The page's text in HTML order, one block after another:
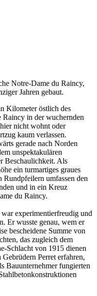
Notre-Dame du Raincy,
Jahren gebaut.
Kilometer östlich des
Raincy in der wuchernden
nicht wohnt oder
kaum verlassen.
gerade nach Norden
unspektakulären
Beschaulichkeit. Als
ein turmartiges graues
umfassen den
und in ein Kreuz
du Raincy.
experimentierfreudig und
Er wusste genau, wem er
bescheidene Summe von
das zugleich dem
Schlacht von 1915 dienen
Perret erfahren,
Bauunternehmer fungierten